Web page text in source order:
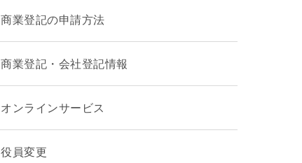
商業登記の申請方法
商業登記・会社登記情報
オンラインサービス
役員変更